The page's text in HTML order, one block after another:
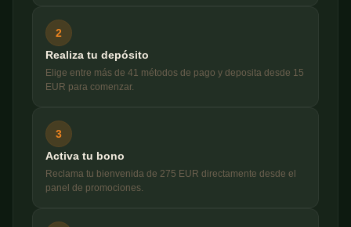
2
Realiza tu depósito
Elige entre más de 41 métodos de pago y deposita desde 15
EUR para comenzar.
3
Activa tu bono
Reclama tu bienvenida de 275 EUR directamente desde el
panel de promociones.